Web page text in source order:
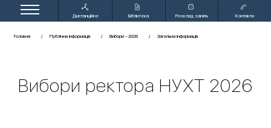
Дистанційне
Бібліотека Розклад занять Контакти
Головна Публічна інформація Вибори - 2026 Загальна інформація
Вибори ректора НУХТ 2026